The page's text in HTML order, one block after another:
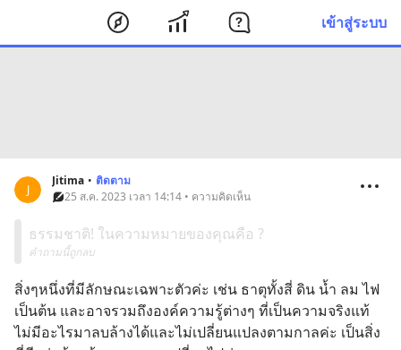
เข้าสู่ระบบ
J
Jitima • ติดตาม
25 ส.ค. 2023 เวลา 14:14 • ความคิดเห็น
ธรรมชาติ! ในความหมายของคุณคือ ?
คำถามนี้ถูกลบ
สิ่งๆหนึ่งที่มีลักษณะเฉพาะตัวค่ะ เช่น ธาตุทั้งสี่ ดิน น้ำ ลม ไฟ
เป็นต้น และอาจรวมถึงองค์ความรู้ต่างๆ ที่เป็นความจริงแท้
ไม่มีอะไรมาลบล้างได้และไม่เปลี่ยนแปลงตามกาลค่ะ เป็นสิ่ง